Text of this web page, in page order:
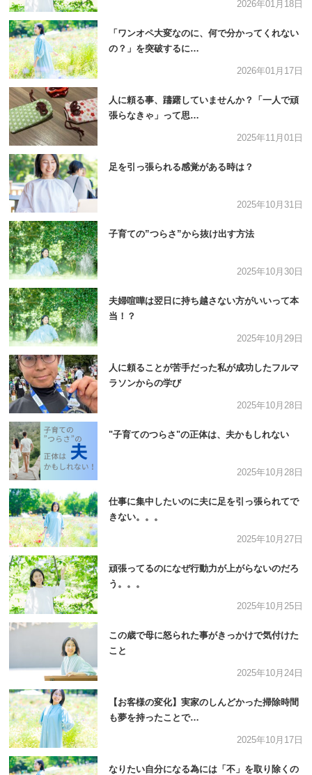
2026年01月18日
「ワンオペ大変なのに、何で分かってくれない
の？」を突破するに…
2026年01月17日
人に頼る事、躊躇していませんか？「一人で頑
張らなきゃ」って思…
2025年11月01日
足を引っ張られる感覚がある時は？
2025年10月31日
子育ての”つらさ”から抜け出す方法
2025年10月30日
夫婦喧嘩は翌日に持ち越さない方がいいって本
当！？
2025年10月29日
人に頼ることが苦手だった私が成功したフルマ
ラソンからの学び
2025年10月28日
"子育てのつらさ"の正体は、夫かもしれない
2025年10月28日
仕事に集中したいのに夫に足を引っ張られてで
きない。。。
2025年10月27日
頑張ってるのになぜ行動力が上がらないのだろ
う。。。
2025年10月25日
この歳で母に怒られた事がきっかけで気付けた
こと
2025年10月24日
【お客様の変化】実家のしんどかった掃除時間
も夢を持ったことで…
2025年10月17日
なりたい自分になる為には「不」を取り除くの